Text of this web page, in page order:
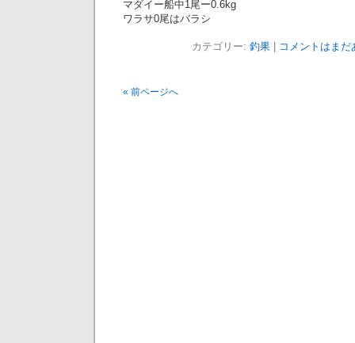
マダイー船中1尾ー0.6kg
ワラサ0尾はバラシ
カテゴリー: 釣果| コメントはまだ
« 前ページへ